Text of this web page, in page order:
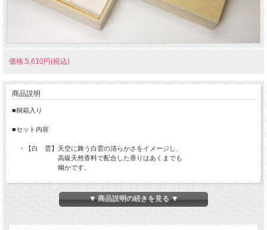
価格:5,610円(税込)
商品説明
■桐箱入り
■セット内容
・【白 雲】天空に舞う白雲の清らかさをイメージし、
高級天然香料で配合した香りはあくまでも
幽かです。
・【かすみ】白檀をベースに高級漢薬香料を加え、
ほのかな苦みを引き立せた香りです。
・【金 閣】鹿苑寺の名勝鏡湖池に写し出される金閣を
モチーフにした白檀の爽やかな香りです。
▼ 商品説明の続きを見る ▼